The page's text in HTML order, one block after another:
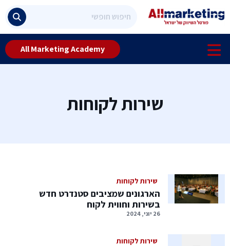
All Marketing Academy
שירות לקוחות
שירות לקוחות
הארגונים שמציבים סטנדרט חדש
בשירות וחווית לקוח
26 יוני, 2024
שירות לקוחות